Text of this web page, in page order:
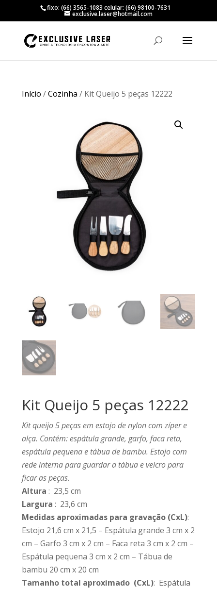
fixo: (66) 3565-1083 celular: (66) 98100-7631
exclusive.laser@hotmail.com
Início /Cozinha / Kit Queijo 5 peças 12222
Kit Queijo 5 peças 12222
Kit queijo 5 peças em estojo de nylon com zíper e
alça. Contém: espátula grande, garfo, faca reta,
espátula pequena e tábua de bambu. Estojo com
rede interna para guardar a tábua e velcro para
ficar as peças.
Altura : 23,5 cm
Largura : 23,6 cm
Medidas aproximadas para gravação(CxL):
Estojo 21,6 cm x 21,5 – Espátula grande 3 cm x 2
cm – Garfo 3 cm x 2 cm – Faca reta 3 cm x 2 cm –
Espátula pequena 3 cm x 2 cm – Tábua de
bambu 20 cm x 20 cm
Tamanho total aproximado (CxL): Espátula